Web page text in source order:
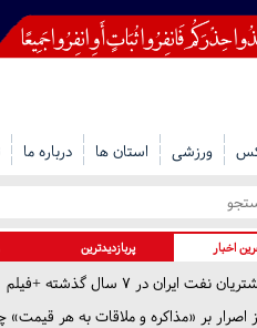
ورزشی استان ها درباره ما
اخبار پربازدیدترین
نفت ایران در ۷ سال گذشته +فیلم
اصرار بر «مذاکره و ملاقات به هر